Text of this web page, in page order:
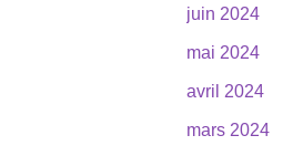
juin 2024
mai 2024
avril 2024
mars 2024